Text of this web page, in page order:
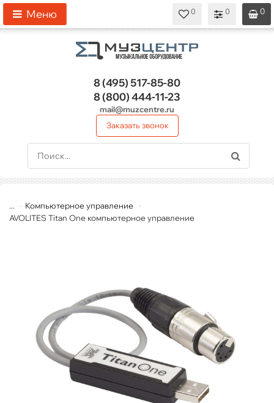
0
0
0
Меню
8 (495)517-85-80
8 (800)444-11-23
mail@muzcentre.ru
Заказать звонок
...
Компьютерное управление
AVOLITES Titan One компьютерное управление